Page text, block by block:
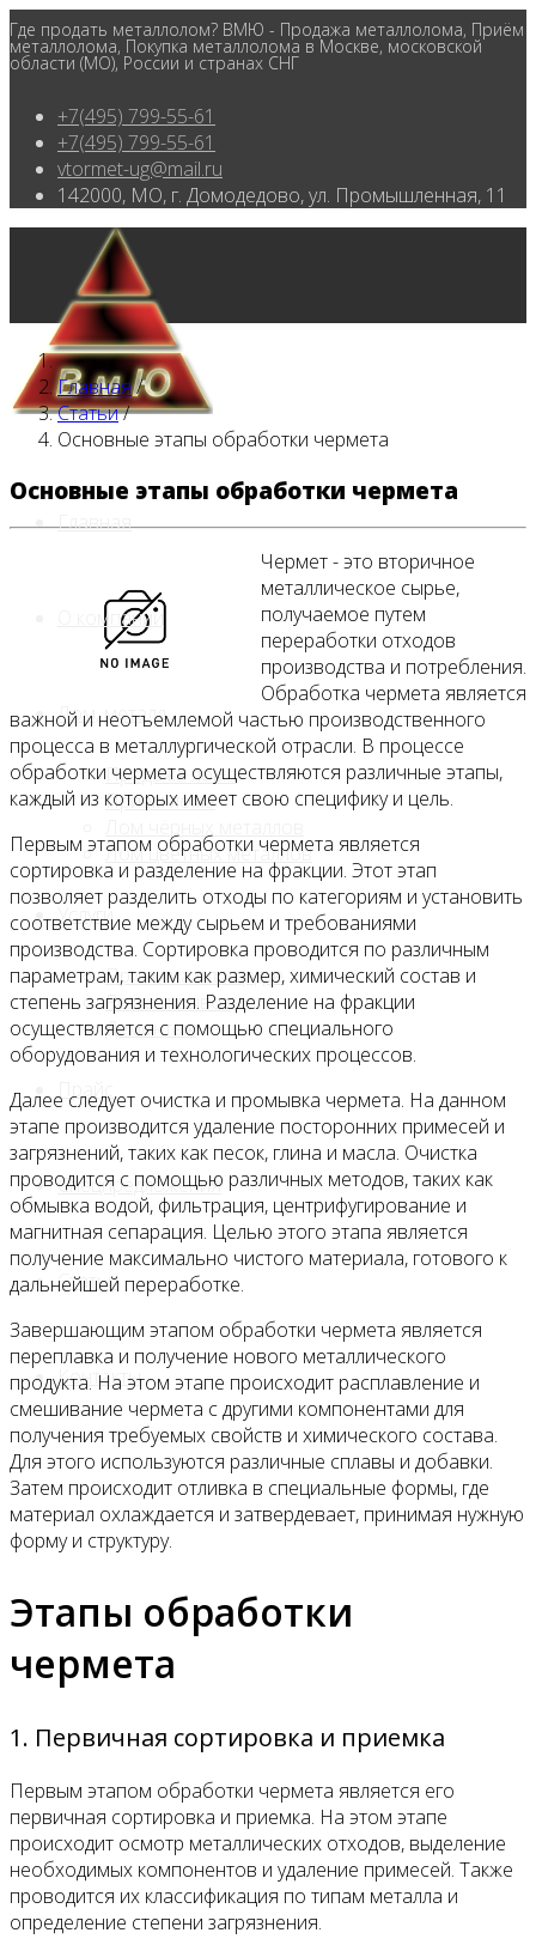
Где продать металлолом? ВМЮ - Продажа металлолома, Приём
металлолома, Покупка металлолома в Москве, московской
области (МО), России и странах СНГ
+7(495) 799-55-61
+7(495) 799-55-61
vtormet-ug@mail.ru
142000, МО, г. Домодедово, ул. Промышленная, 11
Главная
О компании
Лом, металл
Продажа лома
Прием лома
Лом цветных металлов
Услуги
Приём на площадке
Резка и вывоз
Демонтаж
Спецпредложения
Статьи
Контакты
Главная/
Статьи/
Основные этапы обработки чермета
Основные этапы обработки чермета
Чермет - это вторичное
металлическое сырье,
получаемое путем
переработки отходов
производства и потребления.
Обработка чермета является
важной и неотъемлемой частью производственного
процесса в металлургической отрасли. В процессе
обработки чермета осуществляются различные этапы,
каждый из которых имеет свою специфику и цель.
Первым этапом обработки чермета является
сортировка и разделение на фракции. Этот этап
позволяет разделить отходы по категориям и установить
соответствие между сырьем и требованиями
производства. Сортировка проводится по различным
параметрам, таким как размер, химический состав и
степень загрязнения. Разделение на фракции
осуществляется с помощью специального
оборудования и технологических процессов.
Далее следует очистка и промывка чермета. На данном
этапе производится удаление посторонних примесей и
загрязнений, таких как песок, глина и масла. Очистка
проводится с помощью различных методов, таких как
обмывка водой, фильтрация, центрифугирование и
магнитная сепарация. Целью этого этапа является
получение максимально чистого материала, готового к
дальнейшей переработке.
Завершающим этапом обработки чермета является
переплавка и получение нового металлического
продукта. На этом этапе происходит расплавление и
смешивание чермета с другими компонентами для
получения требуемых свойств и химического состава.
Для этого используются различные сплавы и добавки.
Затем происходит отливка в специальные формы, где
материал охлаждается и затвердевает, принимая нужную
форму и структуру.
Этапы обработки
чермета
1. Первичная сортировка и приемка
Первым этапом обработки чермета является его
первичная сортировка и приемка. На этом этапе
происходит осмотр металлических отходов, выделение
необходимых компонентов и удаление примесей. Также
проводится их классификация по типам металла и
определение степени загрязнения.